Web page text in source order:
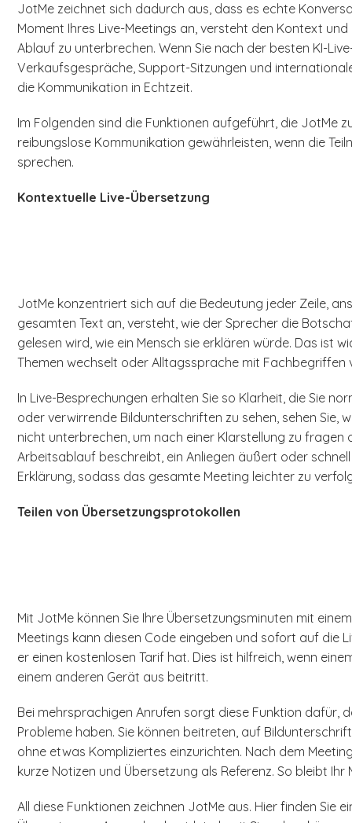
JotMe zeichnet sich dadurch aus, dass es echte
Moment Ihres Live-Meetings an, versteht den Kontext
Ablauf zu unterbrechen. Wenn Sie nach der besten KI-
Verkaufsgespräche, Support-Sitzungen und
die Kommunikation in Echtzeit.
Im Folgenden sind die Funktionen aufgeführt, die JotMe
reibungslose Kommunikation gewährleisten, wenn die
sprechen.
Kontextuelle Live-Übersetzung
JotMe konzentriert sich auf die Bedeutung jeder Zeile,
gesamten Text an, versteht, wie der Sprecher die
gelesen wird, wie ein Mensch sie erklären würde. Das ist
Themen wechselt oder Alltagssprache mit Fachbegriffen
In Live-Besprechungen erhalten Sie so Klarheit, die Sie
oder verwirrende Bildunterschriften zu sehen, sehen Sie,
nicht unterbrechen, um nach einer Klarstellung zu
Arbeitsablauf beschreibt, ein Anliegen äußert oder
Erklärung, sodass das gesamte Meeting leichter zu
Teilen von Übersetzungsprotokollen
Mit JotMe können Sie Ihre Übersetzungsminuten mit
Meetings kann diesen Code eingeben und sofort auf die
er einen kostenlosen Tarif hat. Dies ist hilfreich, wenn
einem anderen Gerät aus beitritt.
Bei mehrsprachigen Anrufen sorgt diese Funktion dafür,
Probleme haben. Sie können beitreten, auf
ohne etwas Kompliziertes einzurichten. Nach dem
kurze Notizen und Übersetzung als Referenz. So bleibt
All diese Funktionen zeichnen JotMe aus. Hier finden Sie